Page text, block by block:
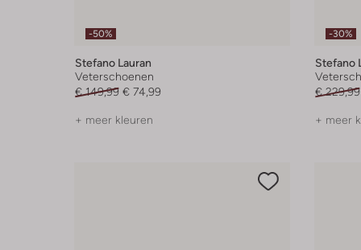
-50%
Stefano Lauran
Veterschoenen
€ 149,99 € 74,99
+ meer kleuren
-30%
Stefano
€ 229,99
+ meer